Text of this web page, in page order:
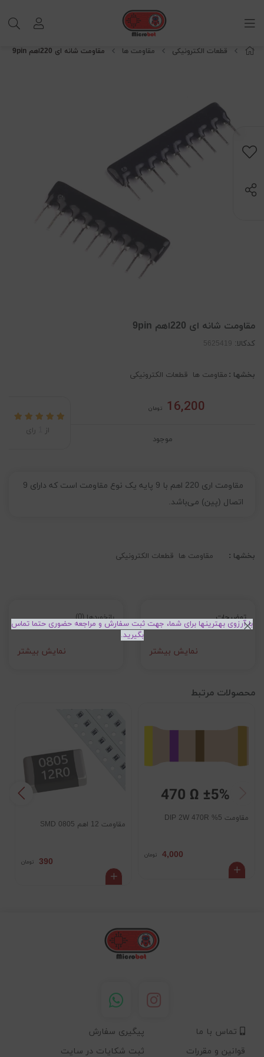
قطعات الکترونیکی مقاومت ها مقاومت شانه ای 220اهم 9pin
مقاومت شانه ای 220اهم 9pin
کدکالا:
بخشها : مقاومت ها قطعات الکترونیکی
16,200 تومان
موجود
از رای
مقاومت اری 220 اهم با 9 پایه یک نوع مقاومت است که دارای 9
اتصال (پین) می‌باشد.
بخشها : مقاومت ها قطعات الکترونیکی
توضیحات
نمایش بیشتر
بازخوردها (0)
نمایش بیشتر
محصولات مرتبط
مقاومت 5% DIP 2W 470R
4,000 تومان
مقاومت 12 اهم SMD 0805
390 تومان
تماس با ما
پیگیری سفارش
قوانین و مقررات
ثبت شکایات در سایت
با آرزوی بهترینها برای شما، جهت ثبت سفارش و مراجعه حضوری حتما تماس
بگیرید.